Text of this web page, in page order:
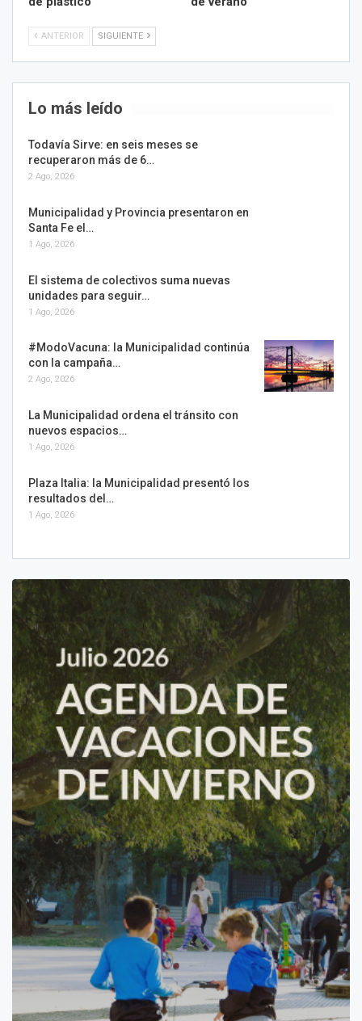
ANTERIOR SIGUIENTE
Lo más leído
Todavía Sirve: en seis meses se
recuperaron más de 6…
2 Ago, 2026
Municipalidad y Provincia presentaron en
Santa Fe el…
1 Ago, 2026
El sistema de colectivos suma nuevas
unidades para seguir…
1 Ago, 2026
#ModoVacuna: la Municipalidad continúa
con la campaña…
2 Ago, 2026
La Municipalidad ordena el tránsito con
nuevos espacios…
1 Ago, 2026
Plaza Italia: la Municipalidad presentó los
resultados del…
1 Ago, 2026